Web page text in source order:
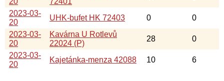
2023-03-
20
UHK-bufet HK 72403 0
0
2023-03-
20
Kavárna U Rotlevů
22024 (P)
28
0
2023-03-
20
Kajetánka-menza 42088 10 6